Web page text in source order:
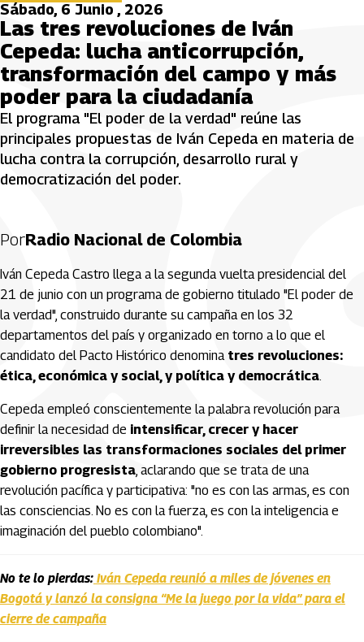
Sábado, 6 Junio , 2026
Las tres revoluciones de Iván
Cepeda: lucha anticorrupción,
transformación del campo y más
poder para la ciudadanía
El programa "El poder de la verdad" reúne las
principales propuestas de Iván Cepeda en materia de
lucha contra la corrupción, desarrollo rural y
democratización del poder.
PorRadio Nacional de Colombia
Iván Cepeda Castro llega a la segunda vuelta presidencial del
21 de junio con un programa de gobierno titulado "El poder de
la verdad", construido durante su campaña en los 32
departamentos del país y organizado en torno a lo que el
candidato del Pacto Histórico denomina tres revoluciones:
ética, económica y social, y política y democrática.
Cepeda empleó conscientemente la palabra revolución para
definir la necesidad de intensificar, crecer y hacer
irreversibles las transformaciones sociales del primer
gobierno progresista, aclarando que se trata de una
revolución pacífica y participativa: "no es con las armas, es con
las consciencias. No es con la fuerza, es con la inteligencia e
imaginación del pueblo colombiano".
No te lo pierdas: Iván Cepeda reunió a miles de jóvenes en
Bogotá y lanzó la consigna “Me la juego por la vida” para el
cierre de campaña